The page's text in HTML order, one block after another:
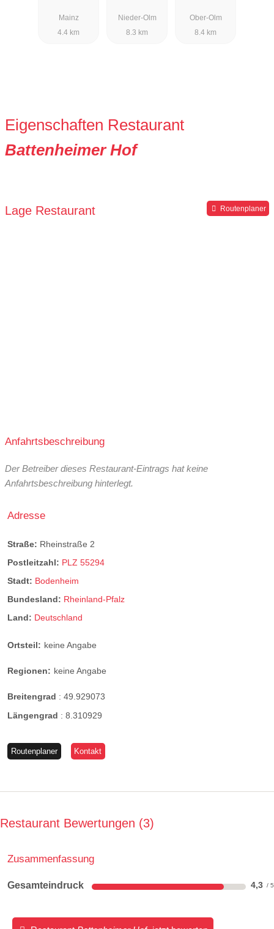
Mainz
4.4 km
Crass
Nieder-Olm
8.3 km
Ober-Olm
8.4 km
Eigenschaften Restaurant
Battenheimer Hof
Lage Restaurant Routenplaner
Anfahrtsbeschreibung
Der Betreiber dieses Restaurant-Eintrags hat keine
Anfahrtsbeschreibung hinterlegt.
Adresse
Straße: Rheinstraße 2
Postleitzahl: PLZ 55294
Stadt: Bodenheim
Bundesland: Rheinland-Pfalz
Land: Deutschland
Ortsteil: keine Angabe
Regionen: keine Angabe
Breitengrad : 49.929073
Längengrad : 8.310929
Routenplaner Kontakt
Restaurant Bewertungen 3
Zusammenfassung
Gesamteindruck 4,3